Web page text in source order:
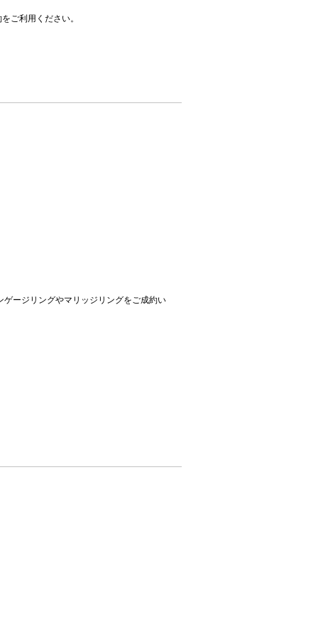
ご利用ください。
ゲージリングやマリッジリングをご成約い